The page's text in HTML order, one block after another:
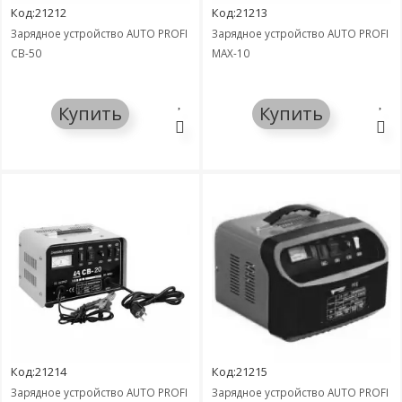
Код:21212
Зарядное устройство AUTO PROFI
CB-50
Купить
Код:21213
Зарядное устройство AUTO PROFI
MAX-10
Купить
Код:21214
Зарядное устройство AUTO PROFI
Код:21215
Зарядное устройство AUTO PROFI